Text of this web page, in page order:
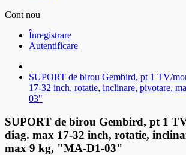
Cont nou
Înregistrare
Autentificare
SUPORT de birou Gembird, pt 1 TV/
17-32 inch, rotatie, inclinare, pivotare,
03"
SUPORT de birou Gembird, pt 1
diag. max 17-32 inch, rotatie,
max 9 kg, "MA-D1-03"